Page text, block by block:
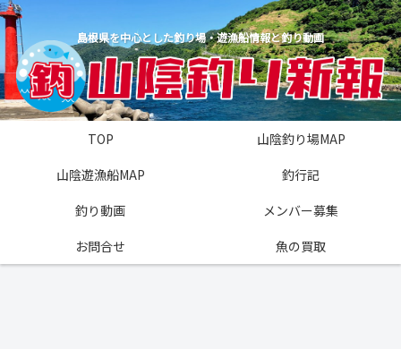
島根県を中心とした釣り場・遊漁船情報と釣り動画
TOP
山陰釣り場MAP
山陰遊漁船MAP
釣行記
釣り動画
メンバー募集
お問合せ
魚の買取